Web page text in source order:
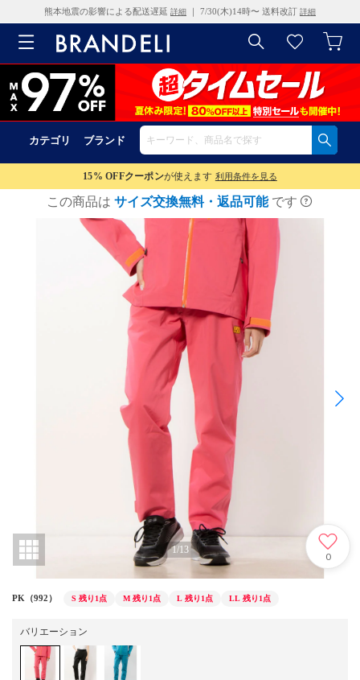
熊本地震の影響による配送遅延 詳細 ｜ 7/30(木)14時〜 送料改訂 詳細
カテゴリ ブランド
15% OFFクーポンが使えます 利用条件を見る
この商品は サイズ交換無料・返品可能 です
1/13
0
PK（992） S 残り1点 M 残り1点 L 残り1点 LL 残り1点
バリエーション